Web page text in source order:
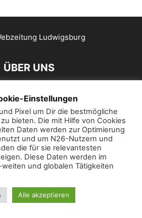
ÜBER UNS
uns:mail@die-webzeitung.de
SIE UNS
Einstellungen
Pixel um Dir die bestmögliche
bieten. Die mit Hilfe von Cookies
Daten werden zur Optimierung
und um N26-Nutzern und
die für sie relevantesten
Diese Daten werden im
und globalen Tätigkeiten
Alle akzeptieren